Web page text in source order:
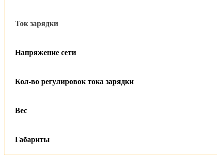
Ток зарядки
Напряжение сети
Кол-во регулировок тока зарядки
Вес
Габариты